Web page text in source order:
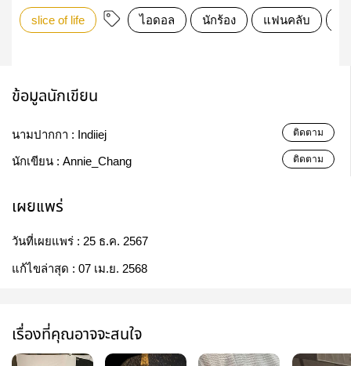
slice of life ไอดอล นักร้อง แฟนคลับ
ข้อมูลนักเขียน
นามปากกา : Indiiej ติดตาม
นักเขียน : Annie_Chang ติดตาม
เผยแพร่
วันที่เผยแพร่ : 25 ธ.ค. 2567
แก้ไขล่าสุด : 07 เม.ย. 2568
เรื่องที่คุณอาจจะสนใจ